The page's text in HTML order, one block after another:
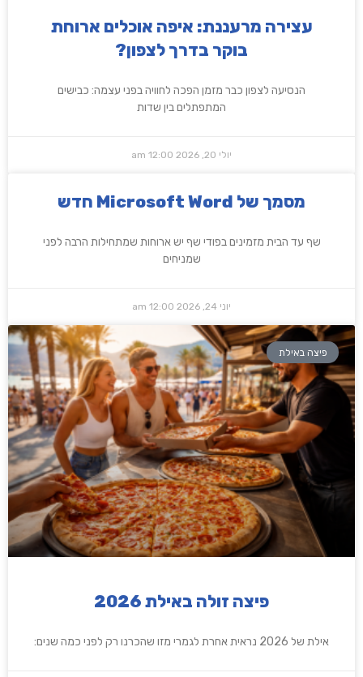
עצירה מרעננת: איפה אוכלים ארוחת
בוקר בדרך לצפון?
הנסיעה לצפון כבר מזמן הפכה לחוויה בפני עצמה: כבישים
המתפתלים בין שדות
יולי 20, 2026 12:00 am
‏‏מסמך של Microsoft Word חדש
שף עד הבית מזמינים בפודי שף יש ארוחות שמתחילות הרבה לפני
שמניחים
יוני 24, 2026 12:00 am
פיצה באילת
פיצה זולה באילת 2026
אילת של 2026 נראית אחרת לגמרי מזו שהכרנו רק לפני כמה שנים: